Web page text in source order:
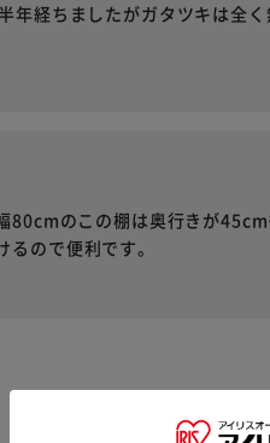
経ちましたがガタツキは全く
80cmのこの棚は奥行きが
ので便利です。